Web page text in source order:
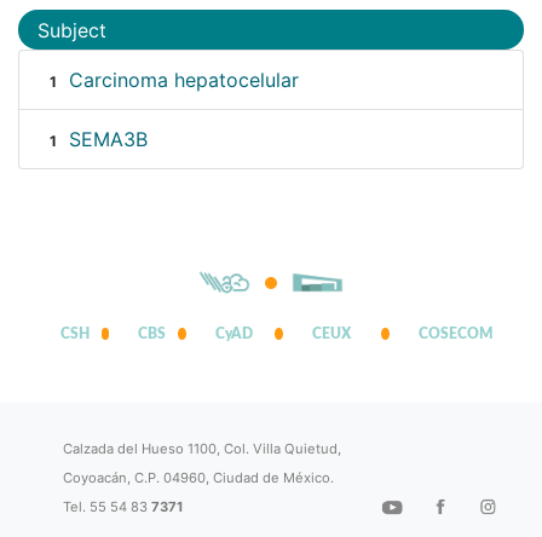
Subject
1 Carcinoma hepatocelular
1 SEMA3B
CSH CBS CyAD CEUX COSECOM
Calzada del Hueso 1100, Col. Villa Quietud,
Coyoacán, C.P. 04960, Ciudad de México.
Tel. 55 54 837371